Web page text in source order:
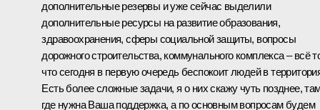
дополнительные резервы и уже сейчас выделили
дополнительные ресурсы на развитие образования,
здравоохранения, сферы социальной защиты, вопросы
дорожного строительства, коммунального комплекса – всё
что сегодня в первую очередь беспокоит людей в
Есть более сложные задачи, я о них скажу чуть позднее,
где нужна Ваша поддержка, а по основным вопросам будем